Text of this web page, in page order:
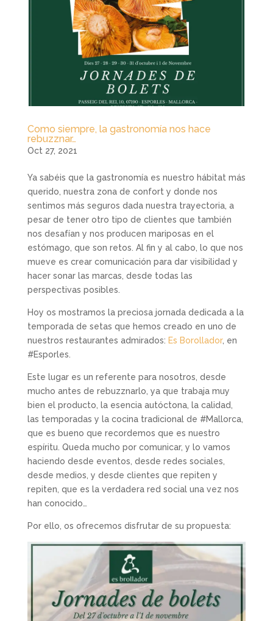
Como siempre, la gastronomía nos hace
rebuzznar…
Oct 27, 2021
Ya sabéis que la gastronomía es nuestro hábitat más
querido, nuestra zona de confort y donde nos
sentimos más seguros dada nuestra trayectoria, a
pesar de tener otro tipo de clientes que también
nos desafían y nos producen mariposas en el
estómago, que son retos. Al fin y al cabo, lo que nos
mueve es crear comunicación para dar visibilidad y
hacer sonar las marcas, desde todas las
perspectivas posibles.
Hoy os mostramos la preciosa jornada dedicada a la
temporada de setas que hemos creado en uno de
nuestros restaurantes admirados: Es Borollador, en
#Esporles.
Este lugar es un referente para nosotros, desde
mucho antes de rebuzznarlo, ya que trabaja muy
bien el producto, la esencia autóctona, la calidad,
las temporadas y la cocina tradicional de #Mallorca,
que es bueno que recordemos que es nuestro
espíritu. Queda mucho por comunicar, y lo vamos
haciendo desde eventos, desde redes sociales,
desde medios, y desde clientes que repiten y
repiten, que es la verdadera red social una vez nos
han conocido…
Por ello, os ofrecemos disfrutar de su propuesta: